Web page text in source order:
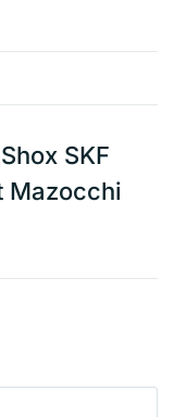
SKF
Mazocchi